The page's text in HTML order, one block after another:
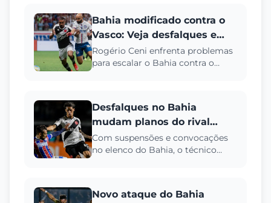
Bahia modificado contra o
Vasco: Veja desfalques e
opções de Ceni
Rogério Ceni enfrenta problemas
para escalar o Bahia contra o
Desfalques no Bahia
mudam planos do rival
antes de pegar o Vasco
Com suspensões e convocações
no elenco do Bahia, o técnico
Novo ataque do Bahia